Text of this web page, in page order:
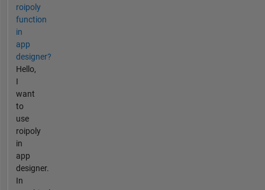
roipoly
function
in
app
designer?
Hello,
I
want
to
use
roipoly
in
app
designer.
In